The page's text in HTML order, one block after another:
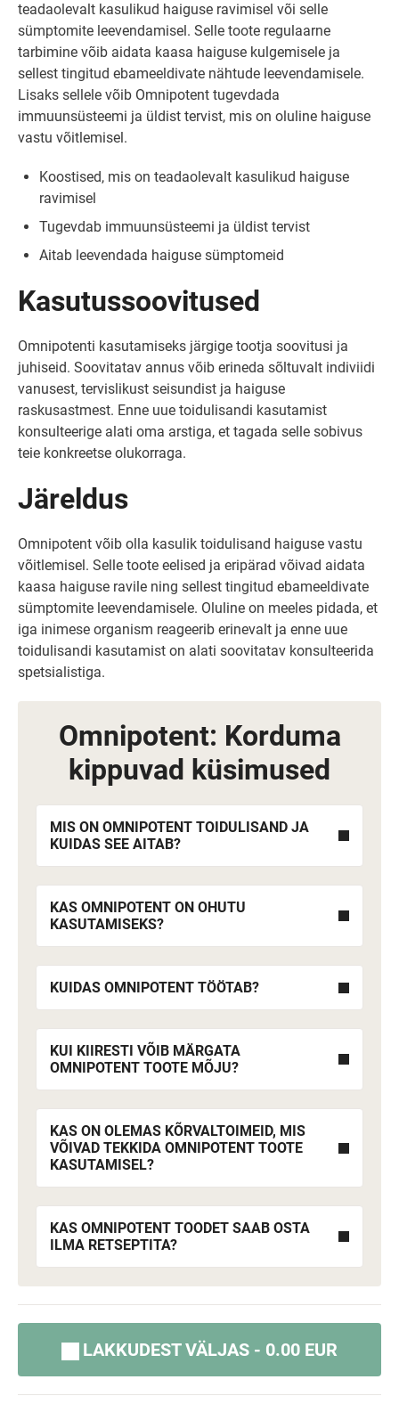
teadaolevalt kasulikud haiguse ravimisel või selle
sümptomite leevendamisel. Selle toote regulaarne
tarbimine võib aidata kaasa haiguse kulgemisele ja
sellest tingitud ebameeldivate nähtude leevendamisele.
Lisaks sellele võib Omnipotent tugevdada
immuunsüsteemi ja üldist tervist, mis on oluline haiguse
vastu võitlemisel.
Koostised, mis on teadaolevalt kasulikud haiguse
ravimisel
Tugevdab immuunsüsteemi ja üldist tervist
Aitab leevendada haiguse sümptomeid
Kasutussoovitused
Omnipotenti kasutamiseks järgige tootja soovitusi ja
juhiseid. Soovitatav annus võib erineda sõltuvalt indiviidi
vanusest, tervislikust seisundist ja haiguse
raskusastmest. Enne uue toidulisandi kasutamist
konsulteerige alati oma arstiga, et tagada selle sobivus
teie konkreetse olukorraga.
Järeldus
Omnipotent võib olla kasulik toidulisand haiguse vastu
võitlemisel. Selle toote eelised ja eripärad võivad aidata
kaasa haiguse ravile ning sellest tingitud ebameeldivate
sümptomite leevendamisele. Oluline on meeles pidada, et
iga inimese organism reageerib erinevalt ja enne uue
toidulisandi kasutamist on alati soovitatav konsulteerida
spetsialistiga.
Omnipotent: Korduma
kippuvad küsimused
MIS ON OMNIPOTENT TOIDULISAND JA
KUIDAS SEE AITAB?
KAS OMNIPOTENT ON OHUTU
KASUTAMISEKS?
KUIDAS OMNIPOTENT TÖÖTAB?
KUI KIIRESTI VÕIB MÄRGATA
OMNIPOTENT TOOTE MÕJU?
KAS ON OLEMAS KÕRVALTOIMEID, MIS
VÕIVAD TEKKIDA OMNIPOTENT TOOTE
KASUTAMISEL?
KAS OMNIPOTENT TOODET SAAB OSTA
ILMA RETSEPTITA?
LAKKUDEST VÄLJAS - 0.00 EUR